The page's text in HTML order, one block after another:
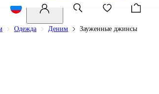
Одежда Деним Зауженные джинсы